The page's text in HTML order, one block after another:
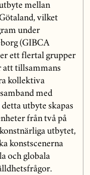
mellan
vilket
under
(GIBCA
ett flertal grupper
att tillsammans
kollektiva
med
utbyte skapas
från två på
utbytet,
konstscenerna
och globala